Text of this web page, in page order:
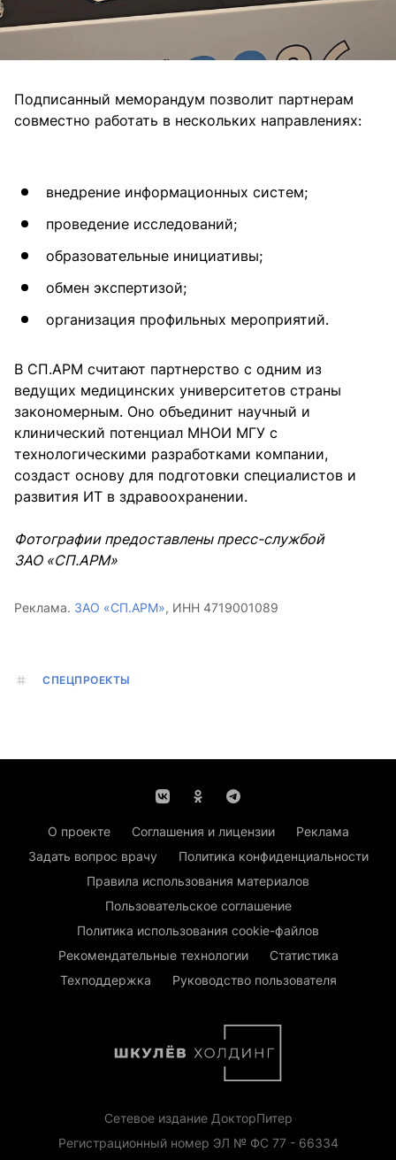
Подписанный меморандум позволит партнерам
совместно работать в нескольких направлениях:
внедрение информационных систем;
проведение исследований;
образовательные инициативы;
обмен экспертизой;
организация профильных мероприятий.
В СП.АРМ считают партнерство с одним из
ведущих медицинских университетов страны
закономерным. Оно объединит научный и
клинический потенциал МНОИ МГУ с
технологическими разработками компании,
создаст основу для подготовки специалистов и
развития ИТ в здравоохранении.
Фотографии предоставлены пресс-службой
ЗАО «СП.АРМ»
Реклама. ЗАО «СП.АРМ», ИНН 4719001089
СПЕЦПРОЕКТЫ
О проекте Соглашения и лицензии
Реклама
Задать вопрос врачу
Политика конфиденциальности
Правила использования материалов
Пользовательское соглашение
Политика использования cookie-файлов
Рекомендательные технологии
Статистика
Техподдержка
Руководство пользователя
Сетевое издание ДокторПитер
Регистрационный номер ЭЛ № ФС 77 - 66334